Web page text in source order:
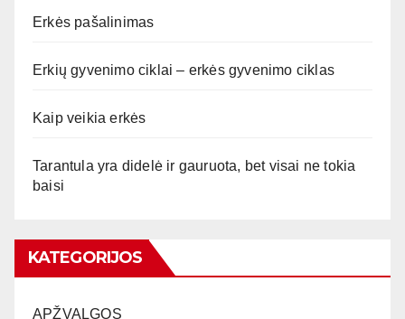
Erkės pašalinimas
Erkių gyvenimo ciklai – erkės gyvenimo ciklas
Kaip veikia erkės
Tarantula yra didelė ir gauruota, bet visai ne tokia
baisi
KATEGORIJOS
APŽVALGOS